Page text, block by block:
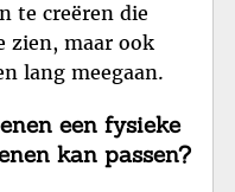
te creëren die
zien, maar ook
lang meegaan.
een fysieke
kan passen?